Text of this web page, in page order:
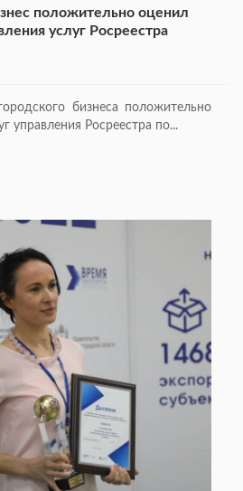
положительно оценил
услуг Росреестра
бизнеса положительно
управления Росреестра по...